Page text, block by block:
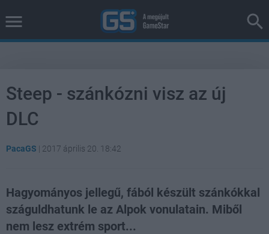
Steep - szánkózni visz az új
DLC
PacaGS | 2017 április 20. 18:42
Hagyományos jellegű, fából készült szánkókkal
száguldhatunk le az Alpok vonulatain. Miből
nem lesz extrém sport...